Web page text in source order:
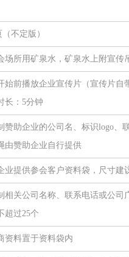
公司
料有限公司
有限公司
公司
公司
司
公司
司
司
限公司
公司
不定版）
所用矿泉水，矿泉水上附宣传
始前播放企业宣传片（宣传片自
长：5分钟
助企业的公司名、标识logo、
由赞助企业自行提供
提供参会客户资料袋，尺寸建
相关公司名称、联系电话或公司
超过25个
资料置于资料袋内